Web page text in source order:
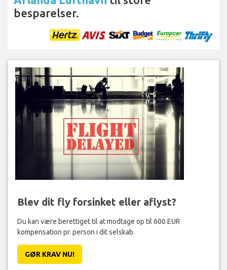
besparelser.
Blev dit fly forsinket eller aflyst?
Du kan være berettiget til at modtage op til 600 EUR
kompensation pr. person i dit selskab.
GØR KRAV NU!